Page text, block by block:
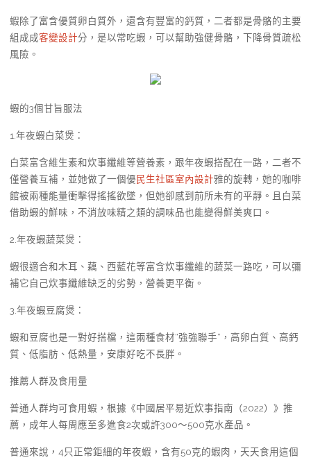
蝦除了富含優質卵白質外，還含有豐富的鈣質，二者都是骨骼的主要
組成成客變設計分，是以常吃蝦，可以幫助強健骨骼，下降骨質疏松
風險。
蝦的3個甘旨服法
1.年夜蝦白菜煲：
白菜富含維生素和炊事纖維等營養素，跟年夜蝦搭配在一路，二者不
僅營養互補，並她做了一個優民生社區室內設計雅的旋轉，她的咖啡
館被兩種能量衝擊得搖搖欲墜，但她卻感到前所未有的平靜。且白菜
借助蝦的鮮味，不消放味精之類的調味品也能變得鮮美爽口。
2.年夜蝦蔬菜煲：
蝦很適合和木耳、藕、西藍花等富含炊事纖維的蔬菜一路吃，可以彌
補它自己炊事纖維缺乏的劣勢，營養更平衡。
3.年夜蝦豆腐煲：
蝦和豆腐也是一對好搭檔，這兩種食材“強強聯手”，高卵白質、高鈣
質、低脂肪、低熱量，安康好吃不長胖。
推薦人群及食用量
普通人群均可食用蝦，根據《中國居平易近炊事指南（2022）》推
薦，成年人每周應至多進食2次或許300～500克水產品。
普通來說，4只正常鉅細的年夜蝦，含有50克的蝦肉，天天食用這個